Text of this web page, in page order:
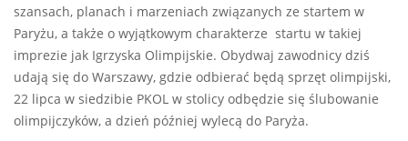
szansach, planach i marzeniach związanych ze startem w
Paryżu, a także o wyjątkowym charakterze startu w takiej
imprezie jak Igrzyska Olimpijskie. Obydwaj zawodnicy dziś
udają się do Warszawy, gdzie odbierać będą sprzęt olimpijski,
22 lipca w siedzibie PKOL w stolicy odbędzie się ślubowanie
olimpijczyków, a dzień później wylecą do Paryża.